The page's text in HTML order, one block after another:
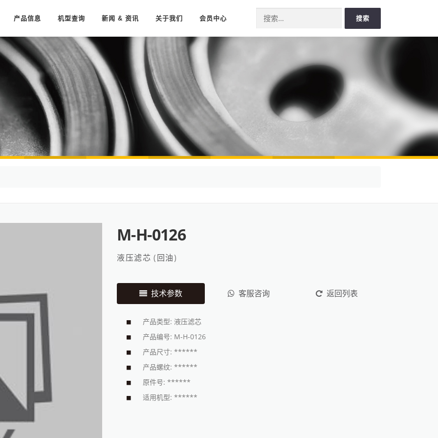
产品信息 机型查询 新闻 & 资讯 关于我们 会员中心 Search for:
M-H-0126
液压滤芯 (回油)
技术参数 客服咨询 返回列表
产品类型: 液压滤芯
产品编号: M-H-0126
产品尺寸: ******
产品螺纹: ******
原件号: ******
适用机型: ******